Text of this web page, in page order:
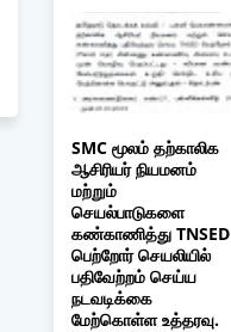
SMC மூலம் தற்காலிக
ஆசிரியர் நியமனம்
மற்றும்
செயல்பாடுகளை
கண்காணித்து TNSED
பெற்றோர் செயலியில்
பதிவேற்றம் செய்ய
நடவடிக்கை
மேற்கொள்ள உத்தரவு.